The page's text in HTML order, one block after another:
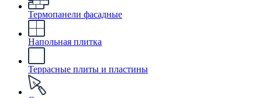
Термопанели фасадные
Напольная плитка
Террасные плиты и пластины